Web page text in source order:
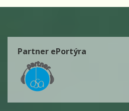
Partner ePortýra